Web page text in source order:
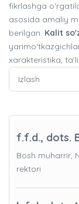
fikrlashga
asosida amaliy
berilgan. Kalit
xarakteristika,
f.f.d., dots.
Bosh muharrir,
rektori